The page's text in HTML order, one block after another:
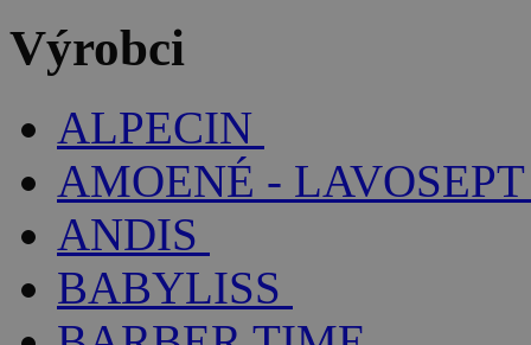
Výrobci
ALPECIN
AMOENÉ - LAVOSEPT
ANDIS
BABYLISS